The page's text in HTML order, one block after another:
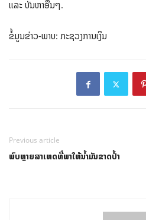
ແລະ ບັນຫາອື່ນໆ.
ຂໍ້ມູນຂ່າວ-ພາບ: ກະ​ຊວງ​ການ​ເງິນ
Previous article
ພົບຫຼາຍສາເຫດທີ່ພາໃຫ້ນໍ້າມັນຂາດປໍ້າ